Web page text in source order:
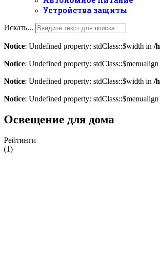
Устройства защиты
Искать...
Notice: Undefined property: stdClass::$width in /
Notice: Undefined property: stdClass::$menualign
Notice: Undefined property: stdClass::$width in /
Notice: Undefined property: stdClass::$menualign
Освещение для дома
Рейтинги
(1)